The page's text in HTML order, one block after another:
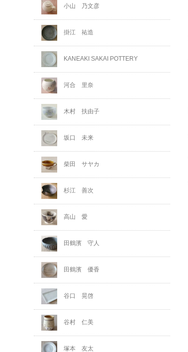
小山 乃文彦
掛江 祐造
KANEAKI SAKAI POTTERY
河合 里奈
木村 扶由子
坂口 未来
柴田 サヤカ
杉江 善次
高山 愛
田鶴濱 守人
田鶴濱 優香
谷口 晃啓
谷村 仁美
塚本 友太